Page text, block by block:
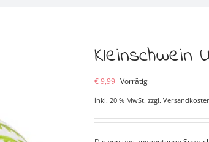
Kleinschwein
€9,99 Vorrätig
inkl. 20 % MwSt. zzgl.